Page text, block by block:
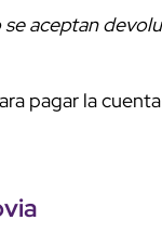
se aceptan
pagar la